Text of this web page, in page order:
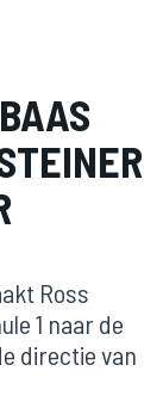
Ross
1 naar de
directie van